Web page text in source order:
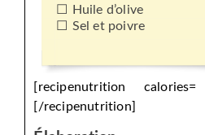
Huile d’olive
Sel et poivre
[recipenutrition
[/recipenutrition]